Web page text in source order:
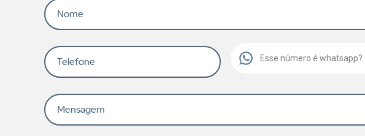
Nome
Telefone Esse número é whatsapp?
Mensagem